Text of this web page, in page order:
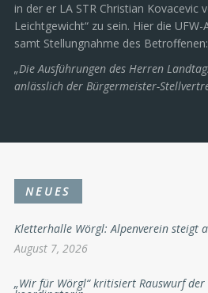
in der er LA STR Christian Kovacevic
Leichtgewicht“ zu sein. Hier die
samt Stellungnahme des Betroffenen:
„Die Ausführungen des Herren
anlässlich der Bürgermeister-
NEUES
Kletterhalle Wörgl: Alpenverein steigt
August 7, 2026
„Wir für Wörgl“ kritisiert Rauswurf der